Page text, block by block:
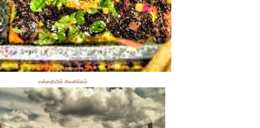
சன்னதியில் சிவலிங்கம்